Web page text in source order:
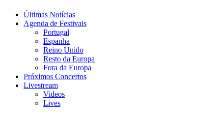
Últimas Notícias
Agenda de Festivais
Portugal
Espanha
Reino Unido
Resto da Europa
Fora da Europa
Próximos Concertos
Livestream
Videos
Lives